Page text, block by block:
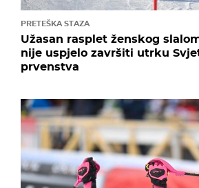
PRETEŠKA STAZA
Užasan rasplet ženskog
nije uspjelo završiti utrku
prvenstva